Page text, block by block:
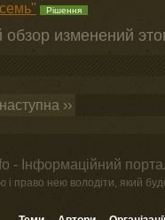
Рішення
изменений
наступна ››
- Інформаційний
право нею володіти, який